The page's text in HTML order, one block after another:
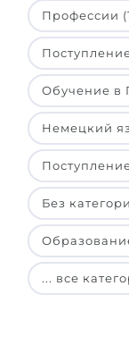
Профессии
Обучение в
Немецкий
Без
... все